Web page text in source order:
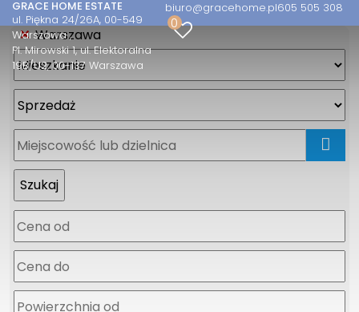
GRACE HOME ESTATE
ul. Piękna 24/26A, 00-549
Warszawa
Pl. Mirowski 1, ul. Elektoralna
19B/U2, 00-137 Warszawa
biuro@gracehome.pl605 505 308
0
Warszawa